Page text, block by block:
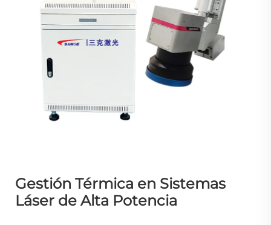
Gestión Térmica en Sistemas
Láser de Alta Potencia